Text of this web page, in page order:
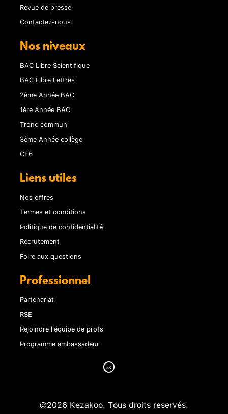
Revue de presse
Contactez-nous
Nos niveaux
BAC Libre Scientifique
BAC Libre Lettres
2ème Année BAC
1ère Année BAC
Tronc commun
3ème Année collège
CE6
Liens utiles
Nos offres
Termes et conditions
Politique de confidentialité
Recrutement
Foire aux questions
Professionnel
Partenariat
RSE
Rejoindre l'équipe de profs
Programme ambassadeur
©2026 Kezakoo. Tous droits reservés.